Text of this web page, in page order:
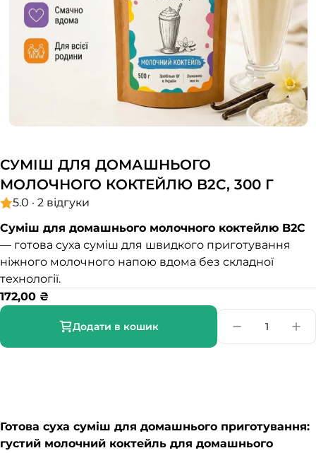
СУМІШ ДЛЯ ДОМАШНЬОГО
МОЛОЧНОГО КОКТЕЙЛЮ B2C, 300 Г
5.0 · 2 відгуки
Суміш для домашнього молочного коктейлю B2C
— готова суха суміш для швидкого приготування
ніжного молочного напою вдома без складної
технології.
172,00 ₴
Додати в кошик
Готова суха суміш для домашнього приготування:
густий молочний коктейль для домашнього